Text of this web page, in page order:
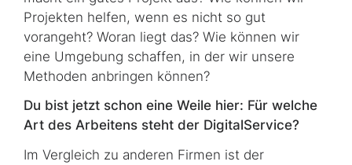
Projekten helfen, wenn es nicht so gut
vorangeht? Woran liegt das? Wie können wir
eine Umgebung schaffen, in der wir unsere
Methoden anbringen können?
Du bist jetzt schon eine Weile hier: Für welche
Art des Arbeitens steht der DigitalService?
Im Vergleich zu anderen Firmen ist der